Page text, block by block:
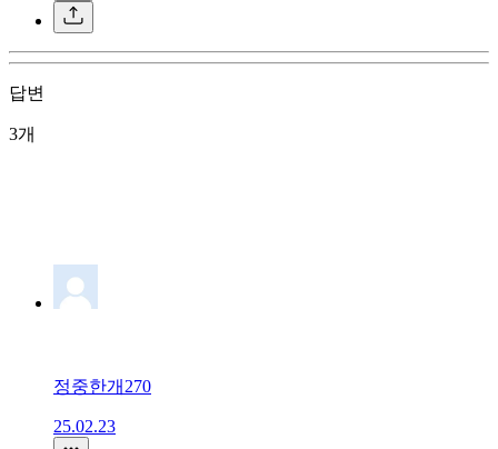
답변
3개
정중한개270
25.02.23